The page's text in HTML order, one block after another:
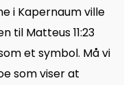
i Kapernaum ville
til Matteus 11:23
et symbol. Må vi
som viser at